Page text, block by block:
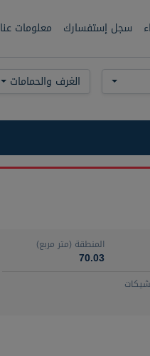
سجل إستفسارك معلومات عنا
الغرف والحمامات
المنطقة (متر مربع)
70.03